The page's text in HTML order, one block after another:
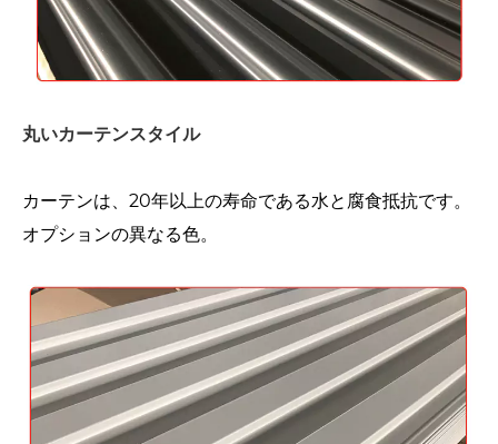
丸いカーテンスタイル
カーテンは、20年以上の寿命である水と腐食抵抗です。
オプションの異なる色。